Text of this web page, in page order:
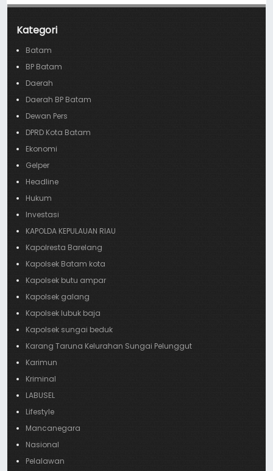
Kategori
Batam
BP Batam
Daerah
Daerah BP Batam
Dewan Pers
DPRD Kota Batam
Ekonomi
Gelper
Headline
Hukum
Investasi
KAPOLDA KEPULAUAN RIAU
Kapolresta Barelang
Kapolsek Batam kota
Kapolsek butu ampar
Kapolsek galang
Kapolsek lubuk baja
Kapolsek sungai beduk
Karang Taruna Kelurahan Sungai Pelunggut
Karimun
Kriminal
LABUSEL
Lifestyle
Mancanegara
Nasional
Pelalawan